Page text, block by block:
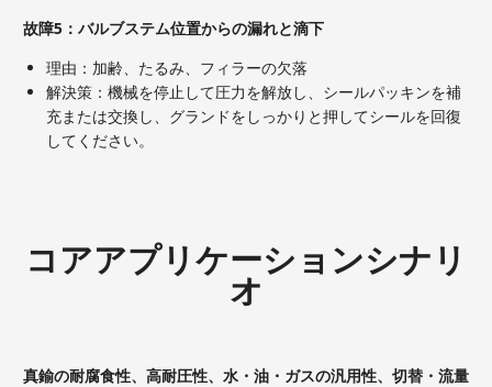
故障5：バルブステム位置からの漏れと滴下
理由：加齢、たるみ、フィラーの欠落
解決策：機械を停止して圧力を解放し、シールパッキンを補
充または交換し、グランドをしっかりと押してシールを回復
してください。
コアアプリケーションシナリ
オ
真鍮の耐腐食性、高耐圧性、水・油・ガスの汎用性、切替・流量